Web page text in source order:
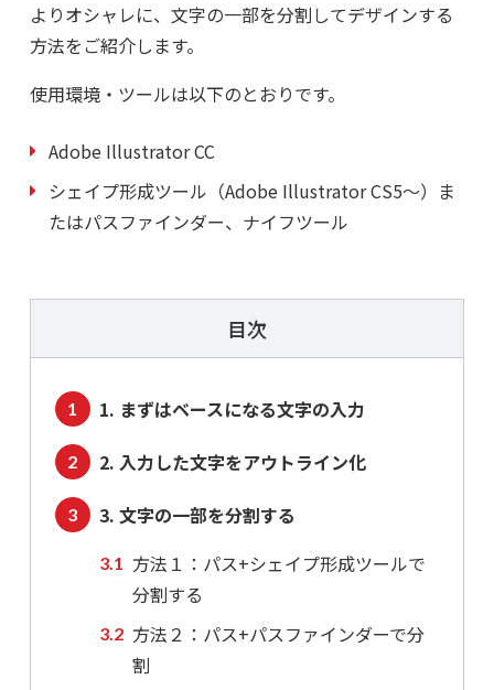
よりオシャレに、文字の一部を分割してデザインする
方法をご紹介します。
使用環境・ツールは以下のとおりです。
Adobe Illustrator CC
シェイプ形成ツール（Adobe Illustrator CS5～）ま
たはパスファインダー、ナイフツール
目次
1. まずはベースになる文字の入力
2. 入力した文字をアウトライン化
3. 文字の一部を分割する
方法１：パス+シェイプ形成ツールで
分割する
方法２：パス+パスファインダーで分
割